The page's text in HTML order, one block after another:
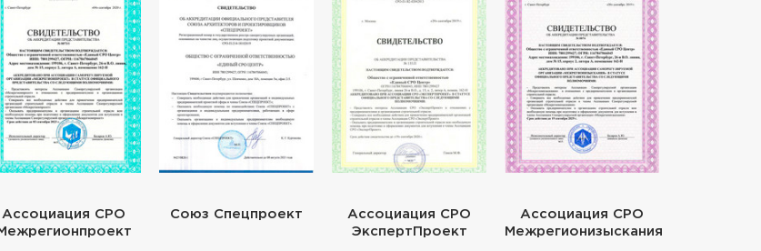
Ассоциация СРО
Союз Спецпроект
Ассоциация СРО
ЭкспертПроект
Ассоциация СРО
Межрегионизыскания